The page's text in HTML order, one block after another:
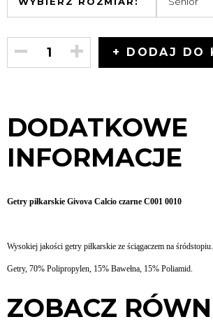
+ DODAJ DO
DODATKOWE
INFORMACJE
Getry piłkarskie Givova Calcio czarne C001 0010
Wysokiej jakości getry piłkarskie ze ściągaczem na śródstopiu.
Getry, 70% Polipropylen, 15% Bawełna, 15% Poliamid.
ZOBACZ